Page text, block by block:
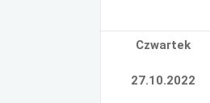
Czwartek
27.10.2022